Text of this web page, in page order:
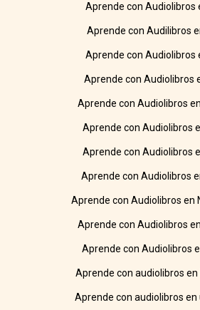
Aprende con Audiolibros
Aprende con Audilibros
Aprende con Audiolibros
Aprende con Audiolibros
Aprende con Audiolibros
Aprende con Audiolibros
Aprende con Audiolibros
Aprende con Audiolibros
Aprende con Audiolibros en
Aprende con Audiolibros
Aprende con Audiolibros
Aprende con audiolibros en
Aprende con audiolibros en